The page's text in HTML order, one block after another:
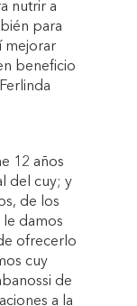
nutrir a
para
mejorar
beneficio
12 años
del cuy; y
de los
le damos
ofrecerlo
cuy
de
a la